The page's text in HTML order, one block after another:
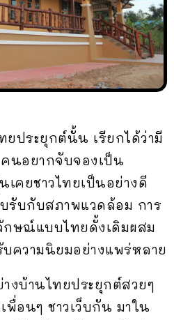
ประยุกต์นั้น เรียกได้ว่ามี
นอยากจับจองเป็น
เคยชาวไทยเป็นอย่างดี
รับกับสภาพแวดล้อม การ
กษณ์แบบไทยดั้งเดิมผสม
ความนิยมอย่างแพร่หลาย
งบ้านไทยประยุกต์สวยๆ
พื่อนๆ ชาวเว็บกัน มาใน